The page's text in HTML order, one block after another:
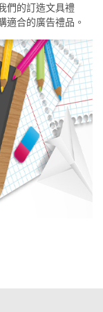
們的訂造文具禮
適合的廣告禮品。